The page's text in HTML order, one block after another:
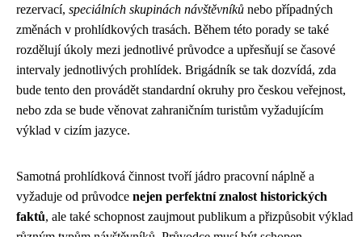
rezervací, speciálních skupinách návštěvníků nebo případných
změnách v prohlídkových trasách. Během této porady se také
rozdělují úkoly mezi jednotlivé průvodce a upřesňují se časové
intervaly jednotlivých prohlídek. Brigádník se tak dozvídá, zda
bude tento den provádět standardní okruhy pro českou veřejnost,
nebo zda se bude věnovat zahraničním turistům vyžadujícím
výklad v cizím jazyce.
Samotná prohlídková činnost tvoří jádro pracovní náplně a
vyžaduje od průvodce nejen perfektní znalost historických
faktů, ale také schopnost zaujmout publikum a přizpůsobit výklad